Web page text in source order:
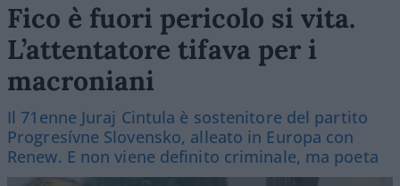
Fico è fuori pericolo si vita.
L’attentatore tifava per i
macroniani
Il 71enne Juraj Cintula è sostenitore del partito
Progresívne Slovensko, alleato in Europa con
Renew. E non viene definito criminale, ma poeta